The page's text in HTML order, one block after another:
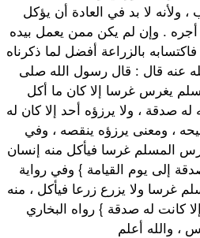
ولأنه لا بد في العادة أن يؤكل
. وإن لم يكن ممن يعمل بيده
بالزراعة أفضل لما ذكرناه
عنه قال : قال رسول الله صلى
يغرس غرسا إلا كان ما أكل
صدقة ، ولا يرزؤه أحد إلا كان له
، ومعنى يرزؤه ينقصه ، وفي
المسلم غرسا فيأكل منه إنسان
إلى يوم القيامة } وفي رواية
غرسا ولا يزرع زرعا فيأكل ، منه
كانت له صدقة } رواه البخاري